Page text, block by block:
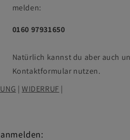
melden:
0160 97931650
Natürlich kannst du aber auch
Kontaktformular nutzen.
|WIDERRUF |